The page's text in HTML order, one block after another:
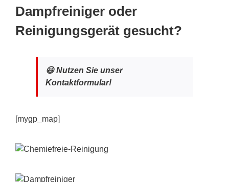
Dampfreiniger oder
Reinigungsgerät gesucht?
😃 Nutzen Sie unser
Kontaktformular!
[mygp_map]